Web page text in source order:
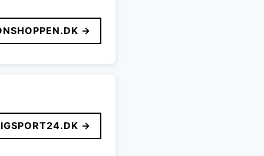
→
→